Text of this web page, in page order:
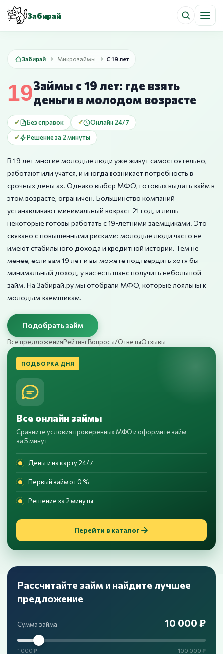
Забирай
Забирай Микрозаймы С 19 лет
Займы с 19 лет: где взять
деньги в молодом возрасте
Без справок
Онлайн 24/7
Решение за 2 минуты
В 19 лет многие молодые люди уже живут самостоятельно,
работают или учатся, и иногда возникает потребность в
срочных деньгах. Однако выбор МФО, готовых выдать займ в
этом возрасте, ограничен. Большинство компаний
устанавливают минимальный возраст 21 год, и лишь
некоторые готовы работать с 19-летними заемщиками. Это
связано с повышенными рисками: молодые люди часто не
имеют стабильного дохода и кредитной истории. Тем не
менее, если вам 19 лет и вы можете подтвердить хотя бы
минимальный доход, у вас есть шанс получить небольшой
займ. На Забирай.ру мы отобрали МФО, которые лояльны к
молодым заемщикам.
Подобрать займ
Все предложенияРейтингВопросы/ОтветыОтзывы
ПОДБОРКА ДНЯ
Все онлайн займы
Сравните условия проверенных МФО и оформите займ
за 5 минут
Деньги на карту 24/7
Первый займ от 0 %
Решение за 2 минуты
Перейти в каталог
Рассчитайте займ и найдите лучшее
предложение
Сумма займа 10 000 ₽
1 000 ₽ 100 000 ₽